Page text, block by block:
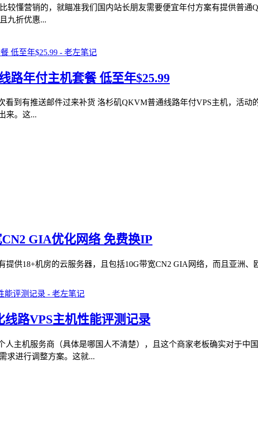
较懂营销的，就瞄准我们国内站长朋友需要便宜年付方案有提供普
九折优惠...
路年付主机套餐 低至年$25.99
看到有推送邮件过来补货 洛杉矶QKVM普通线路年付VPS主机，活
来。这...
GIA优化网络 免费换IP
供18+机房的云服务器，且包括10G带宽CN2 GIA网络，而且亚洲、
路VPS主机性能评测记录
人主机服务商（具体是哪国人不清楚），且这个商家老板确实对于
求进行调整方案。这就...